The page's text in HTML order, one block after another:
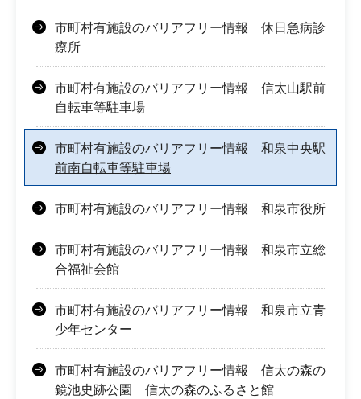
市町村有施設のバリアフリー情報 休日急病診
療所
市町村有施設のバリアフリー情報 信太山駅前
自転車等駐車場
市町村有施設のバリアフリー情報 和泉中央駅
前南自転車等駐車場
市町村有施設のバリアフリー情報 和泉市役所
市町村有施設のバリアフリー情報 和泉市立総
合福祉会館
市町村有施設のバリアフリー情報 和泉市立青
少年センター
市町村有施設のバリアフリー情報 信太の森の
鏡池史跡公園 信太の森のふるさと館